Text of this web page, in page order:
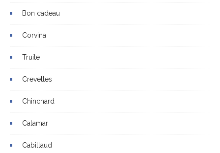
Bon cadeau
Corvina
Truite
Crevettes
Chinchard
Calamar
Cabillaud